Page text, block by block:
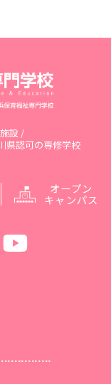
設 /
県認可の専修学校
オープン
キャンパス